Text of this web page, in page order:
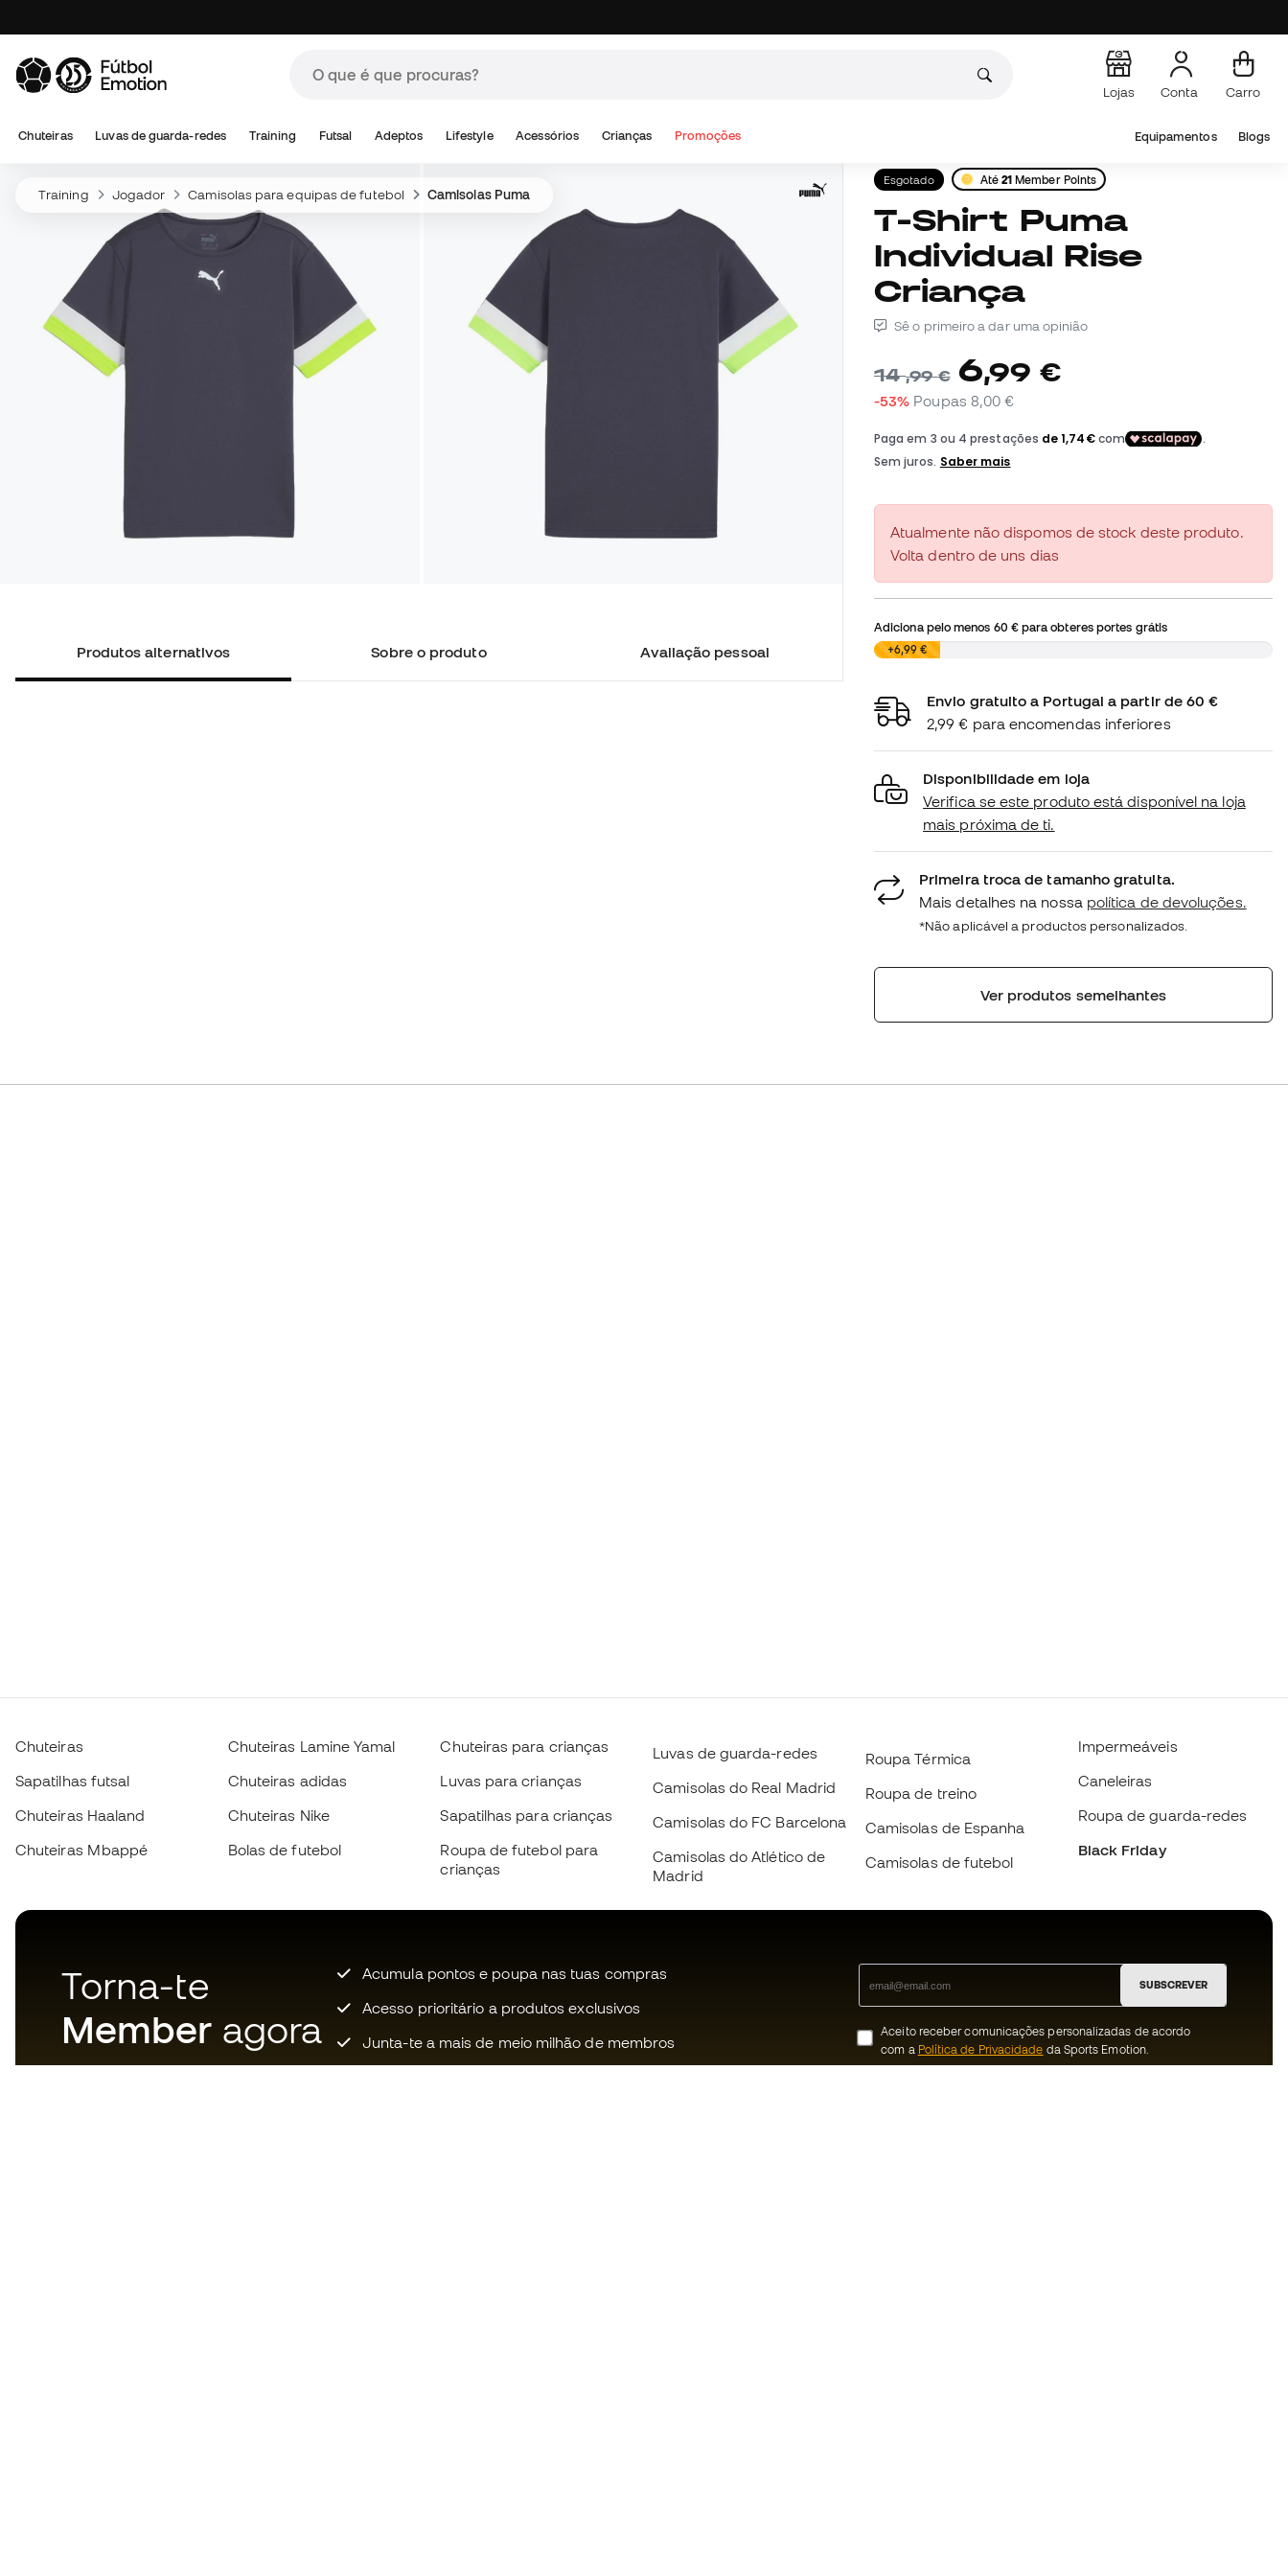
Lojas Conta Carro
Chuteiras Luvas de guarda-redes Training Futsal Adeptos Lifestyle Acessórios Crianças Promoções Equipamentos Blogs
Training Jogador Camisolas para equipas de futebol Camisolas Puma
Produtos alternativos Sobre o produto Avaliação pessoal
Esgotado Até 21 Member Points
T-Shirt Puma
Individual Rise
Criança
Sê o primeiro a dar uma opinião
14,99 € 6,99 €
-53% Poupas 8,00 €
Atualmente não dispomos de stock deste produto.
Volta dentro de uns dias
Adiciona pelo menos 60 €para obteres portes grátis
0,00 €
+6,99 €
Envio gratuito a Portugal a partir de 60 €
2,99 € para encomendas inferiores
Disponibilidade em loja
Verifica se este produto está disponível na loja
mais próxima de ti.
Primeira troca de tamanho gratuita.
Mais detalhes na nossa política de devoluções.
*Não aplicável a productos personalizados.
Ver produtos semelhantes
Chuteiras
Sapatilhas futsal
Chuteiras Haaland
Chuteiras Mbappé
Chuteiras Lamine Yamal
Chuteiras adidas
Chuteiras Nike
Bolas de futebol
Chuteiras para crianças
Luvas para crianças
Sapatilhas para crianças
Roupa de futebol para
crianças
Luvas de guarda-redes
Camisolas do Real Madrid
Camisolas do FC Barcelona
Camisolas do Atlético de
Madrid
Roupa Térmica
Roupa de treino
Camisolas de Espanha
Camisolas de futebol
Impermeáveis
Caneleiras
Roupa de guarda-redes
Black Friday
Torna-te
Member agora
Acumula pontos e poupa nas tuas compras
Acesso prioritário a produtos exclusivos
Junta-te a mais de meio milhão de membros
SUBSCREVER
Aceito receber comunicações personalizadas de acordo
com a Política de Privacidade da Sports Emotion.